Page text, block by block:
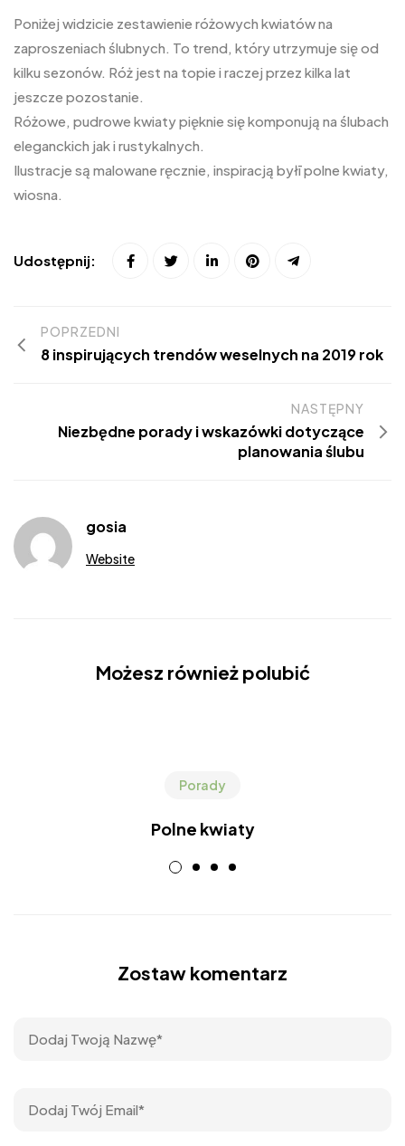
Poniżej widzicie zestawienie różowych kwiatów na
zaproszeniach ślubnych. To trend, który utrzymuje się od
kilku sezonów. Róż jest na topie i raczej przez kilka lat
jeszcze pozostanie.
Różowe, pudrowe kwiaty pięknie się komponują na ślubach
eleganckich jak i rustykalnych.
Ilustracje są malowane ręcznie, inspiracją byłī polne kwiaty,
wiosna.
Udostępnij:
POPRZEDNI
8 inspirujących trendów weselnych na 2019 rok
NASTĘPNY
Niezbędne porady i wskazówki dotyczące
planowania ślubu
gosia
Website
Możesz również polubić
Porady
Polne kwiaty
Zostaw komentarz